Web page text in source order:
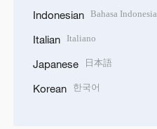
Indonesian Bahasa Indonesia
Italian Italiano
Japanese 日本語
Korean 한국어